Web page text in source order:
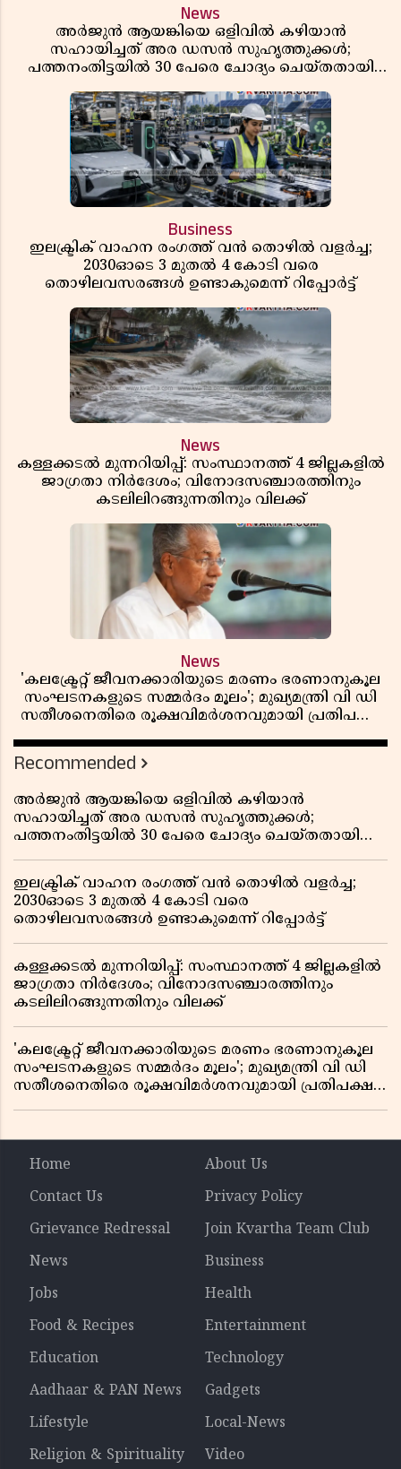
News
അർജുൻ ആയങ്കിയെ ഒളിവിൽ കഴിയാൻ
സഹായിച്ചത് അര ഡസൻ സുഹൃത്തുക്കൾ;
പത്തനംതിട്ടയിൽ 30 പേരെ ചോദ്യം ചെയ്തതായി
Business
ഇലക്ട്രിക് വാഹന രംഗത്ത് വൻ തൊഴിൽ വളർച്ച;
2030ഓടെ 3 മുതൽ 4 കോടി വരെ
തൊഴിലവസരങ്ങൾ ഉണ്ടാകുമെന്ന് റിപ്പോർട്ട്
News
കള്ളക്കടൽ മുന്നറിയിപ്പ്: സംസ്ഥാനത്ത് 4 ജില്ലകളിൽ
ജാഗ്രതാ നിർദേശം; വിനോദസഞ്ചാരത്തിനും
കടലിലിറങ്ങുന്നതിനും വിലക്ക്
News
'കലക്ട്രേറ്റ് ജീവനക്കാരിയുടെ മരണം ഭരണാനുകൂല
സംഘടനകളുടെ സമ്മർദം മൂലം'; മുഖ്യമന്ത്രി വി ഡി
സതീശനെതിരെ രൂക്ഷവിമർശനവുമായി പ്രതിപക്ഷ
Recommended
അർജുൻ ആയങ്കിയെ ഒളിവിൽ കഴിയാൻ
സഹായിച്ചത് അര ഡസൻ സുഹൃത്തുക്കൾ;
പത്തനംതിട്ടയിൽ 30 പേരെ ചോദ്യം ചെയ്തതായി
ഇലക്ട്രിക് വാഹന രംഗത്ത് വൻ തൊഴിൽ വളർച്ച;
2030ഓടെ 3 മുതൽ 4 കോടി വരെ
തൊഴിലവസരങ്ങൾ ഉണ്ടാകുമെന്ന് റിപ്പോർട്ട്
കള്ളക്കടൽ മുന്നറിയിപ്പ്: സംസ്ഥാനത്ത് 4 ജില്ലകളിൽ
ജാഗ്രതാ നിർദേശം; വിനോദസഞ്ചാരത്തിനും
കടലിലിറങ്ങുന്നതിനും വിലക്ക്
'കലക്ട്രേറ്റ് ജീവനക്കാരിയുടെ മരണം ഭരണാനുകൂല
സംഘടനകളുടെ സമ്മർദം മൂലം'; മുഖ്യമന്ത്രി വി ഡി
സതീശനെതിരെ രൂക്ഷവിമർശനവുമായി പ്രതിപക്ഷ
Home
About Us
Contact Us
Privacy Policy
Grievance Redressal
Join Kvartha Team Club
News
Business
Jobs
Health
Food & Recipes
Entertainment
Education
Technology
Aadhaar & PAN News
Gadgets
Lifestyle
Local-News
Religion & Spirituality
Video